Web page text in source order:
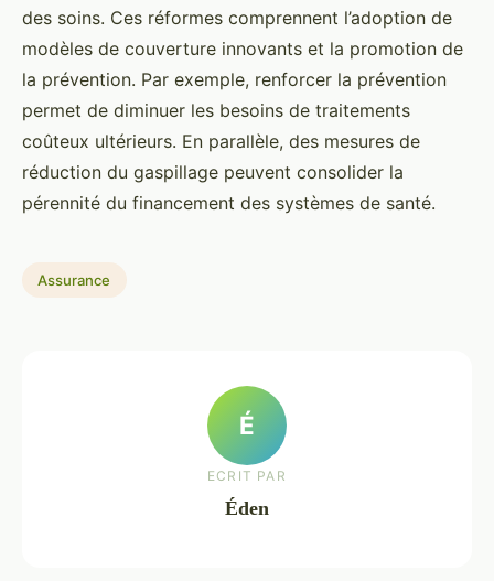
des soins. Ces réformes comprennent l’adoption de
modèles de couverture innovants et la promotion de
la prévention. Par exemple, renforcer la prévention
permet de diminuer les besoins de traitements
coûteux ultérieurs. En parallèle, des mesures de
réduction du gaspillage peuvent consolider la
pérennité du financement des systèmes de santé.
Assurance
É
ECRIT PAR
Éden